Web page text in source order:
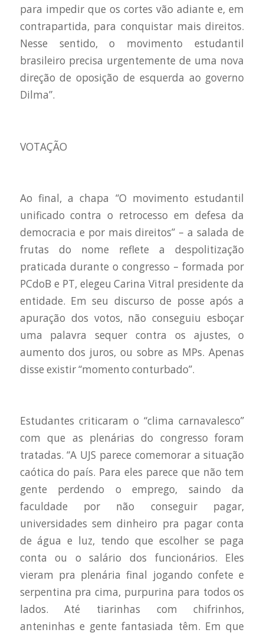
para impedir que os cortes vão adiante e, em
contrapartida, para conquistar mais direitos.
Nesse sentido, o movimento estudantil
brasileiro precisa urgentemente de uma nova
direção de oposição de esquerda ao governo
Dilma”.
VOTAÇÃO
Ao final, a chapa “O movimento estudantil
unificado contra o retrocesso em defesa da
democracia e por mais direitos” – a salada de
frutas do nome reflete a despolitização
praticada durante o congresso – formada por
PCdoB e PT, elegeu Carina Vitral presidente da
entidade. Em seu discurso de posse após a
apuração dos votos, não conseguiu esboçar
uma palavra sequer contra os ajustes, o
aumento dos juros, ou sobre as MPs. Apenas
disse existir “momento conturbado”.
Estudantes criticaram o “clima carnavalesco”
com que as plenárias do congresso foram
tratadas. “A UJS parece comemorar a situação
caótica do país. Para eles parece que não tem
gente perdendo o emprego, saindo da
faculdade por não conseguir pagar,
universidades sem dinheiro pra pagar conta
de água e luz, tendo que escolher se paga
conta ou o salário dos funcionários. Eles
vieram pra plenária final jogando confete e
serpentina pra cima, purpurina para todos os
lados. Até tiarinhas com chifrinhos,
anteninhas e gente fantasiada têm. Em que